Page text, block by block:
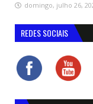
domingo, julho 26,
REDES SOCIAIS